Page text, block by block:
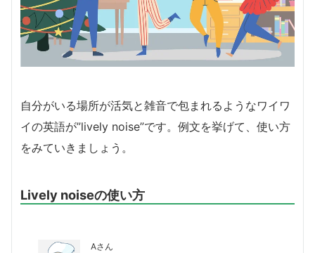
自分がいる場所が活気と雑音で包まれるようなワイワ
イの英語が”lively noise”です。例文を挙げて、使い方
をみていきましょう。
Lively noiseの使い方
Aさん